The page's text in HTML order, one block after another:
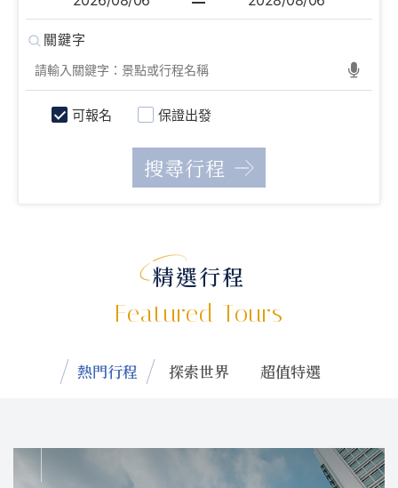
可報名 保證出發
精選行程
Featured Tours
熱門行程 探索世界 超值特選